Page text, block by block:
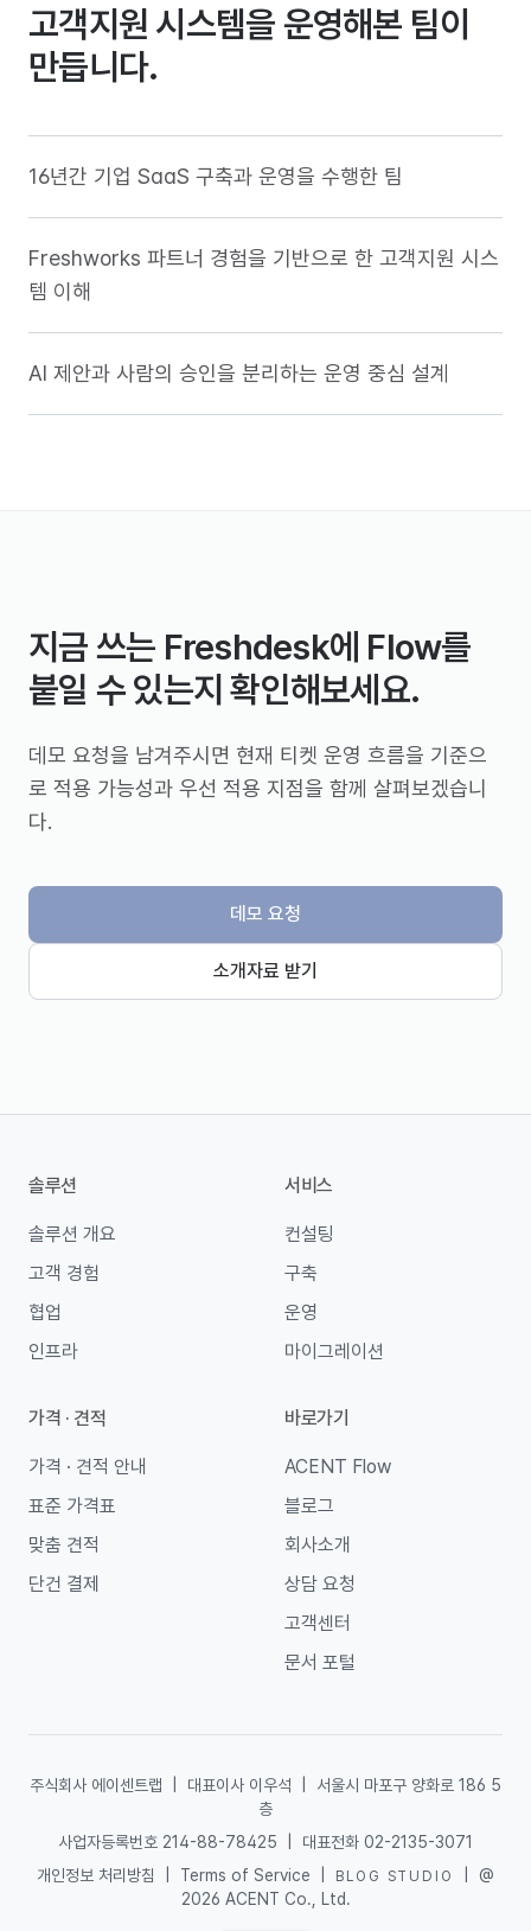
고객지원 시스템을 운영해본 팀이
만듭니다.
16년간 기업 SaaS 구축과 운영을 수행한 팀
Freshworks 파트너 경험을 기반으로 한 고객지원 시스
템 이해
AI 제안과 사람의 승인을 분리하는 운영 중심 설계
지금 쓰는 Freshdesk에 Flow를
붙일 수 있는지 확인해보세요.
데모 요청을 남겨주시면 현재 티켓 운영 흐름을 기준으
로 적용 가능성과 우선 적용 지점을 함께 살펴보겠습니
다.
데모 요청
소개자료 받기
솔루션
솔루션 개요
고객 경험
협업
인프라
서비스
컨설팅
구축
운영
마이그레이션
가격 · 견적
가격 · 견적 안내
표준 가격표
맞춤 견적
단건 결제
바로가기
ACENT Flow
블로그
회사소개
상담 요청
고객센터
문서 포털
주식회사 에이센트랩 대표이사 이우석
서울시 마포구 양화로 186 5
층
사업자등록번호 214-88-78425
대표전화 02-2135-3071
개인정보 처리방침
Terms of Service BLOG STUDIO
@
2026 ACENT Co., Ltd.